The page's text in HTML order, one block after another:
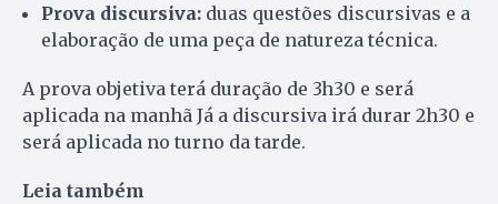
Prova discursiva: duas questões discursivas e a
elaboração de uma peça de natureza técnica.
A prova objetiva terá duração de 3h30 e será
aplicada na manhã Já a discursiva irá durar 2h30 e
será aplicada no turno da tarde.
Leia também